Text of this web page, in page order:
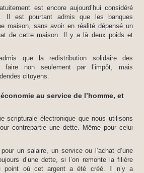
est encore aujourd’hui considéré
Il est pourtant admis que les banques
maison, sans avoir en réalité dépensé un
de cette maison. Il y a là deux poids et
que la redistribution solidaire des
faire non seulement par l’impôt, mais
citoyens.
au service de l’homme, et
scripturale électronique que nous utilisons
contrepartie une dette. Même pour celui
un salaire, un service ou l’achat d’une
d’une dette, si l’on remonte la filière
point où cet argent a été créé. Il n’y a